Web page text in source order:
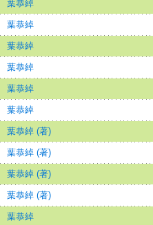
葉恭綽
葉恭綽
葉恭綽
葉恭綽
葉恭綽
葉恭綽
葉恭綽 (著)
葉恭綽 (著)
葉恭綽 (著)
葉恭綽 (著)
葉恭綽